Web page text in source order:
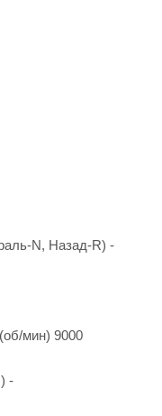
N, Назад-R) -
мин) 9000
-